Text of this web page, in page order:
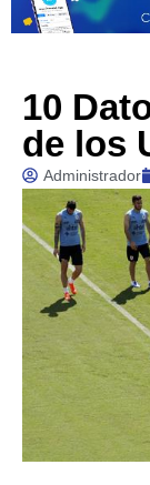
10
de los
Administrador